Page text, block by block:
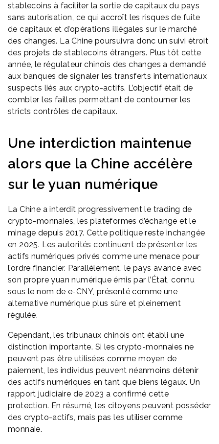
stablecoins à faciliter la sortie de capitaux du pays
sans autorisation, ce qui accroît les risques de fuite
de capitaux et d’opérations illégales sur le marché
des changes. La Chine poursuivra donc un suivi étroit
des projets de stablecoins étrangers. Plus tôt cette
année, le régulateur chinois des changes a demandé
aux banques de signaler les transferts internationaux
suspects liés aux crypto-actifs. L’objectif était de
combler les failles permettant de contourner les
stricts contrôles de capitaux.
Une interdiction maintenue
alors que la Chine accélère
sur le yuan numérique
La Chine a interdit progressivement le trading de
crypto-monnaies, les plateformes d’échange et le
minage depuis 2017. Cette politique reste inchangée
en 2025. Les autorités continuent de présenter les
actifs numériques privés comme une menace pour
l’ordre financier. Parallèlement, le pays avance avec
son propre yuan numérique émis par l’État, connu
sous le nom de e-CNY, présenté comme une
alternative numérique plus sûre et pleinement
régulée.
Cependant, les tribunaux chinois ont établi une
distinction importante. Si les crypto-monnaies ne
peuvent pas être utilisées comme moyen de
paiement, les individus peuvent néanmoins détenir
des actifs numériques en tant que biens légaux. Un
rapport judiciaire de 2023 a confirmé cette
protection. En résumé, les citoyens peuvent posséder
des crypto-actifs, mais pas les utiliser comme
monnaie.